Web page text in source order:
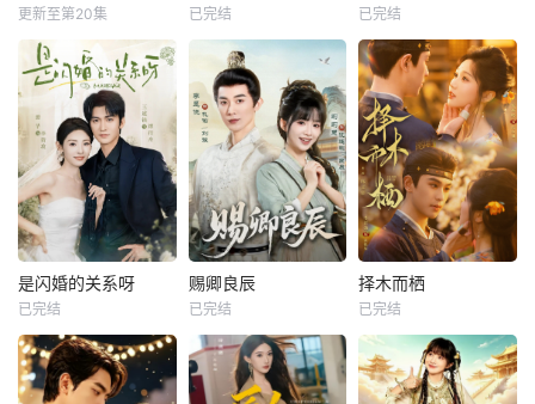
更新至第20集 已完结 已完结
是闪婚的关系呀
已完结
赐卿良辰
已完结
择木而栖
已完结